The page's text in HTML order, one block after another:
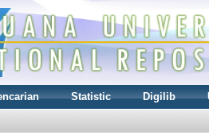
Statistic Digilib